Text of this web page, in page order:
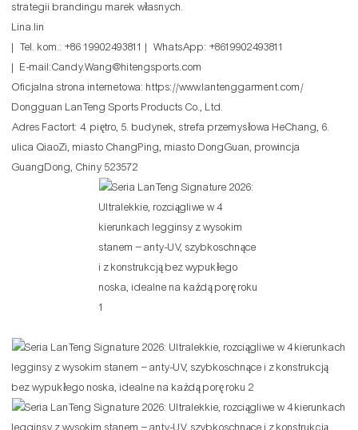
strategii brandingu marek własnych.
Lina.lin
| Tel. kom.: +86 19902493811 | WhatsApp: +8619902493811
| E-mail:Candy.Wang@hitengsports.com
Oficjalna strona internetowa: https://www.lantenggarment.com/
Dongguan LanTeng Sports Products Co., Ltd.
Adres Factort: ​​4. piętro, 5. budynek, strefa przemysłowa HeChang, 6.
ulica QiaoZi, miasto ChangPing, miasto DongGuan, prowincja
GuangDong, Chiny 523572